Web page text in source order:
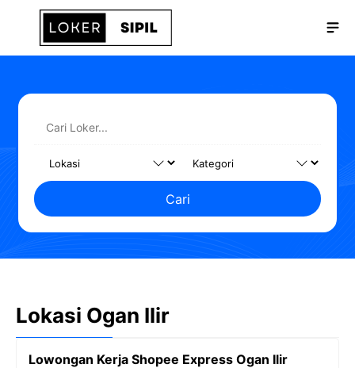
Langsung
Cari
Lokasi Ogan Ilir
Lowongan Kerja Shopee Express Ogan Ilir